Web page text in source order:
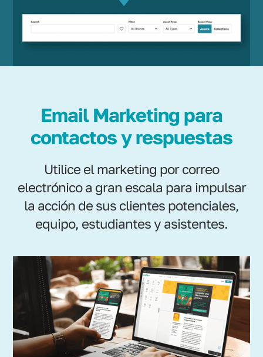
Email Marketing para
contactos y respuestas
Utilice el marketing por correo
electrónico a gran escala para impulsar
la acción de sus clientes potenciales,
equipo, estudiantes y asistentes.